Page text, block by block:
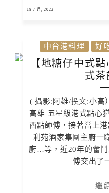
18 7 月, 2022
中台港料理 好
【地糖仔中式
式茶
( 攝影:阿雄/撰文:小高
高雄 五星級港式點心
西點師傅，接著當上
利苑酒家集團主廚一
廚…等，近20年的奮
傅交出了
繼